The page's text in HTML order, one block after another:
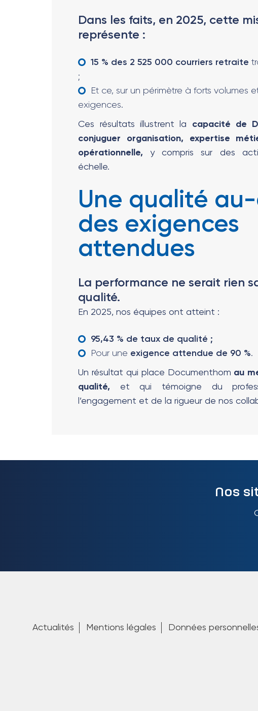
Dans les faits, en 2025, cette
représente :
15 % des 2 525 000 courriers retraite
;
Et ce, sur un périmètre à forts volumes
exigences.
Ces résultats illustrent la capacité de
conjuguer organisation, expertise
opérationnelle, y compris sur des
échelle.
Une qualité
des exigences
attendues
La performance ne serait rien
qualité.
En 2025, nos équipes ont atteint :
95,43 % de taux de qualité ;
Pour une exigence attendue de 90 %.
Un résultat qui place Documenthom au
qualité, et qui témoigne du
l’engagement et de la rigueur de nos
Nos
Actualités Mentions légales Données